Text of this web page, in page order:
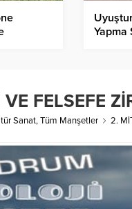
Yapma
FELSEFE
Sanat,Tüm Manşetler 2.